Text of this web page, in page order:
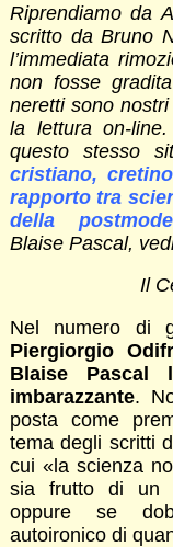
Riprendiamo da
scritto da Bruno
l’immediata
non fosse
neretti sono
la lettura on-
questo stesso
cristiano,
rapporto tra
della
Blaise Pascal,
Il
Nel numero di
Piergiorgio
Blaise Pascal
imbarazzante.
posta come
tema degli scritti
cui «la scienza
sia frutto di un
oppure se
autoironico di